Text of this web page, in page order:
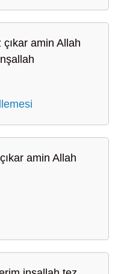
amin Allah
amin Allah